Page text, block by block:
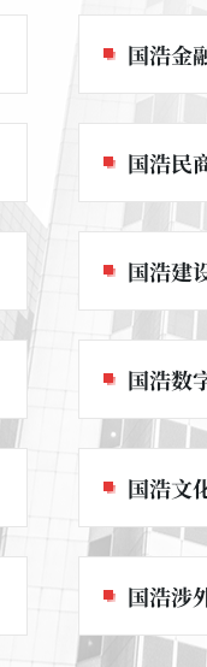
国浩金
国浩涉